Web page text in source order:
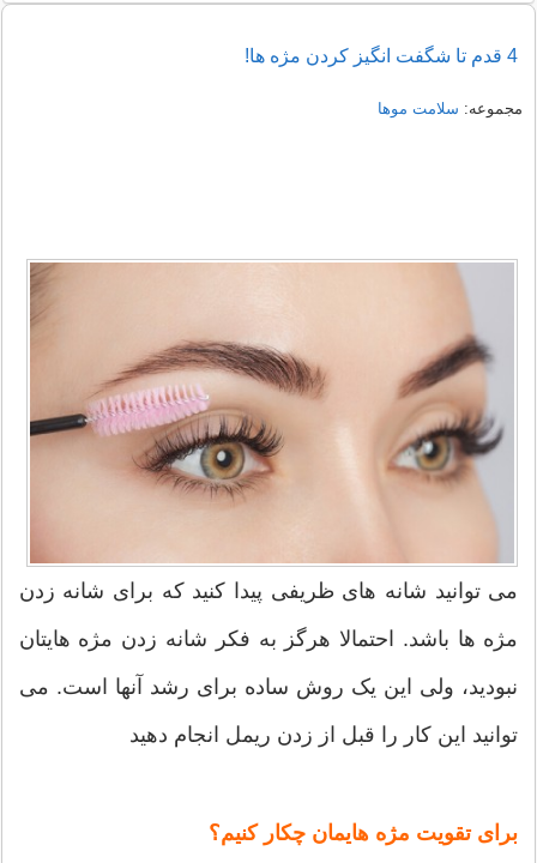
4 قدم تا شگفت انگيز كردن مژه ها!
مجموعه: سلامت موها
می توانید شانه های ظریفی پیدا کنید که برای شانه زدن
مژه ها باشد. احتمالا هرگز به فکر شانه زدن مژه هایتان
نبودید، ولی این یک روش ساده برای رشد آنها است. می
توانید این کار را قبل از زدن ریمل انجام دهید
برای تقویت مژه هایمان چکار کنیم؟